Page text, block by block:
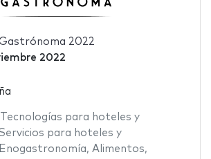
2022
2022
Tecnologías para hoteles y
para hoteles y
Enogastronomía, Alimentos,